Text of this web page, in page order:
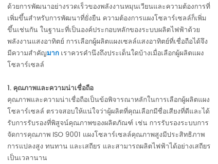
ด้วยการพัฒนาอย่างรวดเร็วของพลังงานหมุนเวียนและความต้องการที่
เพิ่มขึ้นสำหรับการพัฒนาที่ยั่งยืน ความต้องการแผงโซลาร์เซลล์ก็เพิ่ม
ขึ้นเช่นกัน ในฐานะที่เป็นองค์ประกอบหลักของระบบผลิตไฟฟ้าด้วย
พลังงานแสงอาทิตย์ การเลือกผู้ผลิตแผงเซลล์แสงอาทิตย์ที่เชื่อถือได้จึง
มีความสำคัญมาก เราควรคำนึงถึงประเด็นใดบ้างเมื่อเลือกผู้ผลิตแผง
โซลาร์เซลล์
1. คุณภาพและความน่าเชื่อถือ
คุณภาพและความน่าเชื่อถือเป็นข้อพิจารณาหลักในการเลือกผู้ผลิตแผง
โซลาร์เซลล์ ตรวจสอบให้แน่ใจว่าผู้ผลิตที่คุณเลือกมีชื่อเสียงที่ดีและได้
รับการรับรองที่พิสูจน์คุณภาพของผลิตภัณฑ์ เช่น การรับรองระบบการ
จัดการคุณภาพ ISO 9001 แผงโซลาร์เซลล์คุณภาพสูงมีประสิทธิภาพ
การแปลงสูง ทนทาน และเสถียร และสามารถผลิตไฟฟ้าได้อย่างเสถียร
เป็นเวลานาน